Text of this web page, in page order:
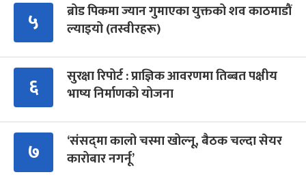
५
ब्रोड पिकमा ज्यान गुमाएका युक्तको शव काठमाडौं
ल्याइयो (तस्वीरहरू)
६
सुरक्षा रिपोर्ट : प्राज्ञिक आवरणमा तिब्बत पक्षीय
भाष्य निर्माणको योजना
७
‘संसद्‍मा कालो चस्मा खोल्नू, बैठक चल्दा सेयर
कारोबार नगर्नू’